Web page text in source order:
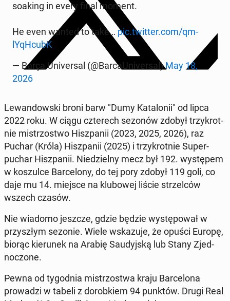
soaking in every final moment.
He even wanted to take… pic.twitter.com/qm­
lYqHcubK
— Barça Uni­ver­sal (@Bar­caU­ni­ver­sal)May 18,
2026
Lewandows­ki broni barw "Dumy Kat­alonii" od lipca
2022 roku. W ciągu czterech sezonów zdobył trzykrot­
nie mis­tr­zost­wo Hisz­panii (2023, 2025, 2026), raz
Puchar (Króla) Hisz­panii (2025) i trzykrot­nie Su­per­
puchar Hisz­panii. Niedziel­ny mecz był 192. wys­tępem
w koszulce Barcelony, do tej pory zdobył 119 goli, co
daje mu 14. miejsce na klubowej liście strzel­ców
wszech czasów.
Nie wiadomo jeszcze, gdzie będzie wys­tępował w
przyszłym sezonie. Wiele wskazu­je, że opuści Europę,
biorąc kierunek na Arabię Saudyjską lub Stany Zjed­
noc­zone.
Pewna od ty­god­nia mis­tr­zost­wa kraju Barcelona
prowadzi w tabeli z dorobkiem 94 punktów. Drugi Real